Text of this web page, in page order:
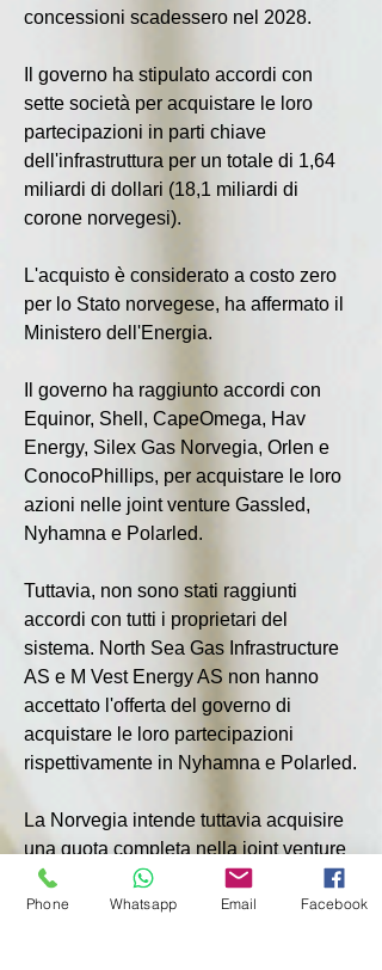
concessioni scadessero nel 2028.
Il governo ha stipulato accordi con
sette società per acquistare le loro
partecipazioni in parti chiave
dell'infrastruttura per un totale di 1,64
miliardi di dollari (18,1 miliardi di
corone norvegesi).
L'acquisto è considerato a costo zero
per lo Stato norvegese, ha affermato il
Ministero dell'Energia.
Il governo ha raggiunto accordi con
Equinor, Shell, CapeOmega, Hav
Energy, Silex Gas Norvegia, Orlen e
ConocoPhillips, per acquistare le loro
azioni nelle joint venture Gassled,
Nyhamna e Polarled.
Tuttavia, non sono stati raggiunti
accordi con tutti i proprietari del
sistema. North Sea Gas Infrastructure
AS e M Vest Energy AS non hanno
accettato l'offerta del governo di
acquistare le loro partecipazioni
rispettivamente in Nyhamna e Polarled.
La Norvegia intende tuttavia acquisire
una quota completa nella joint venture
Nyhamna e Polarled.
Phone Whatsapp Email Facebook